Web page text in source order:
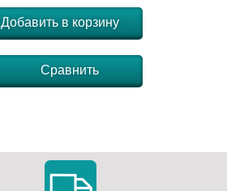
Добавить в корзину
Сравнить